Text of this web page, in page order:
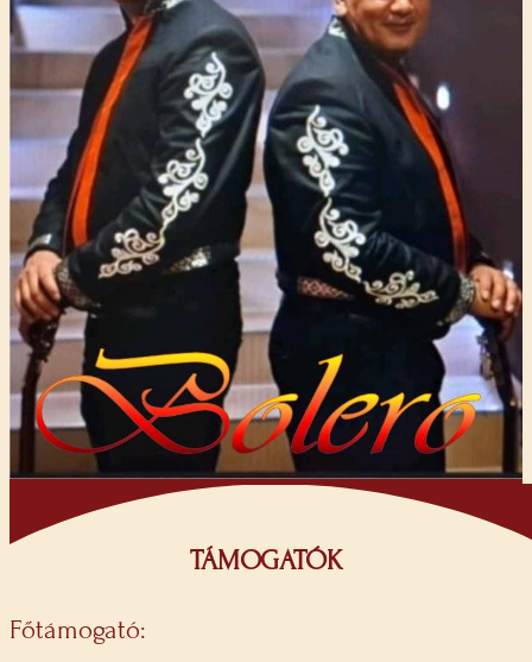
TÁMOGATÓK
Főtámogató: